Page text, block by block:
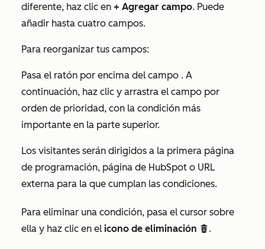
diferente, haz clic en + Agregar campo. Puede
añadir hasta cuatro campos.
Para reorganizar tus campos:
Pasa el ratón por encima del campo . A
continuación, haz clic y arrastra el campo por
orden de prioridad, con la condición más
importante en la parte superior.
Los visitantes serán dirigidos a la primera página
de programación, página de HubSpot o URL
externa para la que cumplan las condiciones.
Para eliminar una condición, pasa el cursor sobre
ella y haz clic en el icono de eliminación delete.